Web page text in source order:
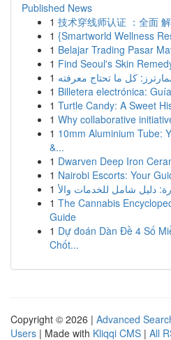
Published News
1 技术穿线师认证 ：全面
1 {Smartworld Wellness
1 Belajar Trading Pasar
1 Find Seoul's Skin
1 كل ما تحتاج معرفته
1 Billetera electrónica:
1 Turtle Candy: A Sweet
1 Why collaborative
1 10mm Aluminium Tube:
&...
1 Dwarven Deep Iron
1 Nairobi Escorts: Your
1
1 The Cannabis
Guide
1 Dự đoán Dàn Đề 4 Số
Chốt...
Copyright © 2026 | Advanced
Users | Made with Kliqqi CMS | All